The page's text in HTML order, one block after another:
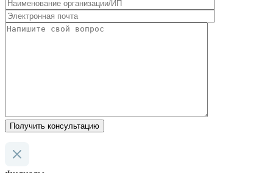
Получить консультацию